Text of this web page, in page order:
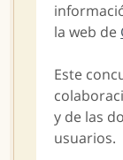
la web de
Este
y de las
usuarios.